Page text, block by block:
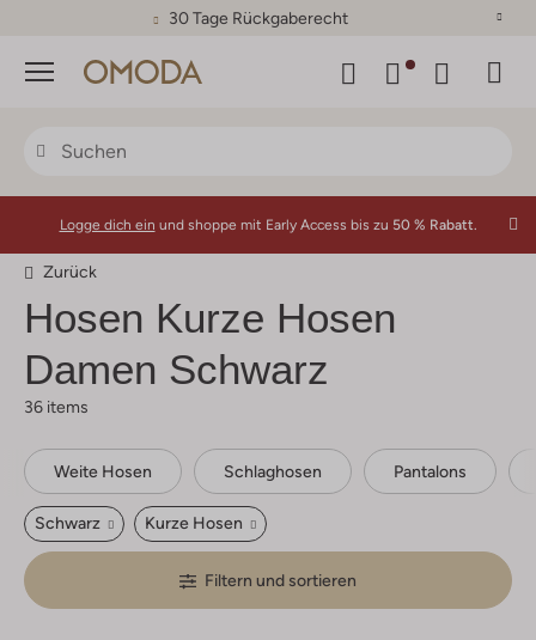
30 Tage Rückgaberecht
Menü
Logge dich ein und shoppe mit Early Access bis zu 50 % Rabatt.
Zurück
Hosen Kurze Hosen
Damen Schwarz
36 items
Weite Hosen Schlaghosen Pantalons
Schwarz Kurze Hosen
Filtern und sortieren